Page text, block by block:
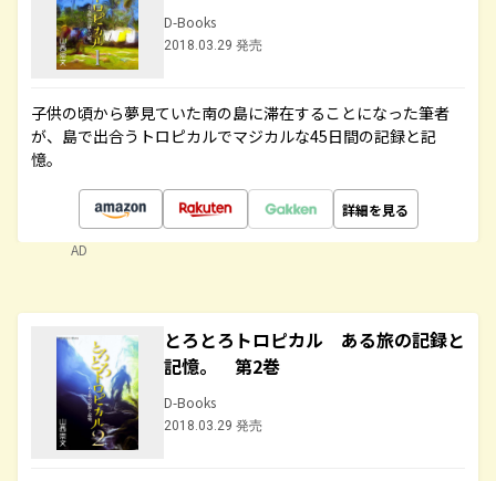
D-Books
2018.03.29 発売
子供の頃から夢見ていた南の島に滞在することになった筆者
が、島で出合うトロピカルでマジカルな45日間の記録と記
憶。
詳細を見る
AD
とろとろトロピカル ある旅の記録と
記憶。 第2巻
D-Books
2018.03.29 発売